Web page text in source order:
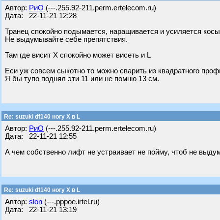
Автор: РиО (---.255.92-211.perm.ertelecom.ru)
Дата: 22-11-21 12:28
Транец спокойно подымается, наращивается и усиляется
Не выдумывайте себе препятствия.
Там где висит X спокойно может висеть и L
Еси уж совсем сыкотно то можно сварить из квадратного
Я бы тупо поднял эти 11 или не помню 13 см.
Re: suzuki df140 ногу X в L
Автор: РиО (---.255.92-211.perm.ertelecom.ru)
Дата: 22-11-21 12:55
А чем собственно лифт не устраивает не пойму, чтоб не
Re: suzuki df140 ногу X в L
Автор: slon (---.pppoe.irtel.ru)
Дата: 22-11-21 13:19